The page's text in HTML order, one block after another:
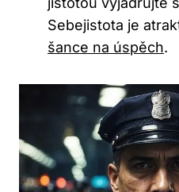
Sebejistota je
šance na úspěch.